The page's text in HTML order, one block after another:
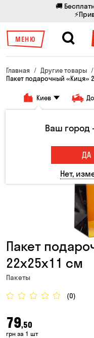
🚚
МЕНЮ
Главная Другие товары
Пакет подарочный «Киця»
Киев
Пакет
22x25x11 см
Пакеты
(0)
79,50
грн за 1 шт
Ваш
ДА
Нет,